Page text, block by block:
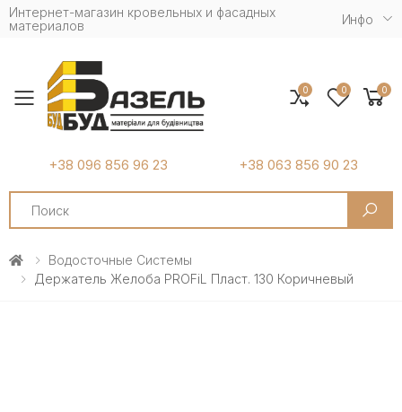
Интернет-магазин кровельных и фасадных
материалов
Инфо
Toggle mobile menu
+38 096 856 96 23 +38 063 856 90 23
Search
0 0 0
Водосточные Системы
Держатель Желоба PROFiL Пласт. 130 Коричневый